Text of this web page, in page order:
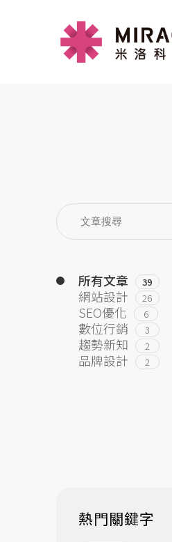
所有文章 39
網站設計 26
SEO優化 6
數位行銷 3
趨勢新知 2
品牌設計 2
熱門關鍵字